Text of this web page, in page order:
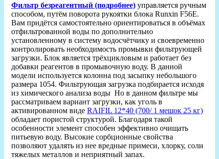
Фильтр безреагентный (подробнее) управляется ручным
способом, путём поворота рукоятки блока Runxin F56E.
Вам придётся самостоятельно ориентироваться в объёмах
отфильтрованной воды по дополнительно
установленному в систему водосчётчику и своевременно
контролировать необходимость промывки фильтрующей
загрузки. Блок является трёхцикловым и работает без
добавки реагентов в промывочную воду. В данной
модели используется колонна под засыпку небольшого
размера 1054. Фильтрующая загрузка подбирается исходя
из химического анализа воды Но в данном фильтре мы
рассматриваем вариант загрузки, как уголь в
активированном виде RAIFIL 12*40 (700/ 1 мешок 25 кг)
обладает пористой структурой. Благодаря такой
особенности элемент способен эффективно очищать
питьевую воду. Высокие сорбционные свойства
позволяют удалять из нее вредные примеси, хлорку, соли
тяжелых металлов и неприятный запах.